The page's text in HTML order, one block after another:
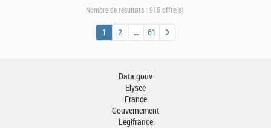
Nombre de résultats : 915 offre(s)
1 2 61
Data.gouv
Elysee
France
Gouvernement
Legifrance